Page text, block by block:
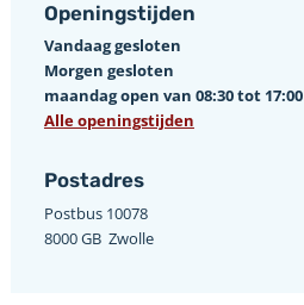
Openingstijden
Vandaag gesloten
Morgen gesloten
maandag open van 08:30 tot 17:00
Alle openingstijden
Postadres
Postbus 10078 ­
8000 GB ­ Zwolle